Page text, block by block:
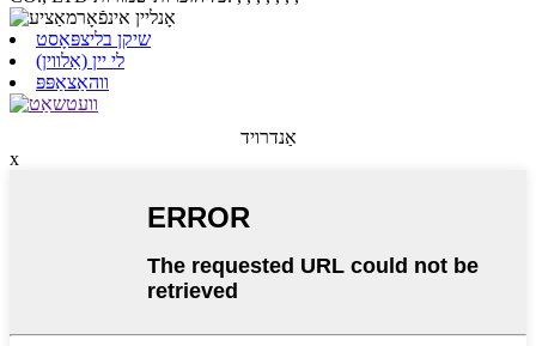
שיקן בליצפּאָסט
לי יין (אַלווין)
ווהאַצאַפּפּ
אַנדרויד
x